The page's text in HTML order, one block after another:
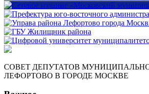
СОВЕТ ДЕПУТАТОВ
ЛЕФОРТОВО В ГОРОДЕ МОСКВЕ